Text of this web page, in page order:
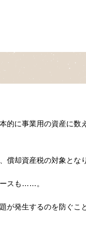
的に事業用の資産に数
償却資産税の対象とな
スも……。
が発生するのを防ぐこ